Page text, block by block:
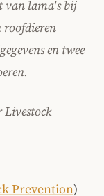
van lama's bij
roofdieren
en twee
Prevention)